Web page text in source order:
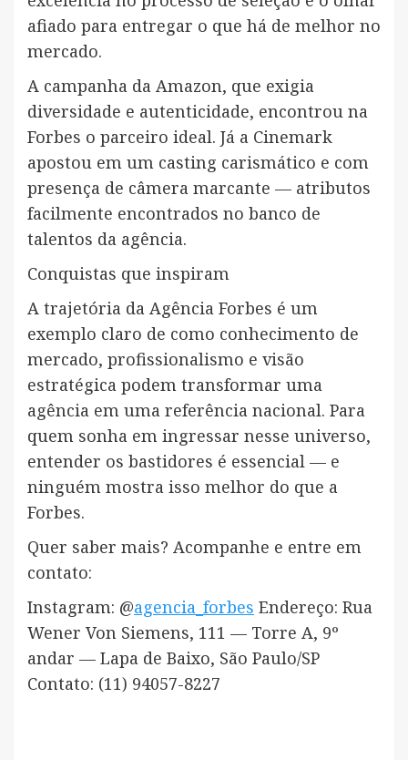
afiado para entregar o que há de melhor no
mercado.
A campanha da Amazon, que exigia
diversidade e autenticidade, encontrou na
Forbes o parceiro ideal. Já a Cinemark
apostou em um casting carismático e com
presença de câmera marcante — atributos
facilmente encontrados no banco de
talentos da agência.
Conquistas que inspiram
A trajetória da Agência Forbes é um
exemplo claro de como conhecimento de
mercado, profissionalismo e visão
estratégica podem transformar uma
agência em uma referência nacional. Para
quem sonha em ingressar nesse universo,
entender os bastidores é essencial — e
ninguém mostra isso melhor do que a
Forbes.
Quer saber mais? Acompanhe e entre em
contato:
Instagram: @agencia_forbes Endereço: Rua
Wener Von Siemens, 111 — Torre A, 9º
andar — Lapa de Baixo, São Paulo/SP
Contato: (11) 94057-8227